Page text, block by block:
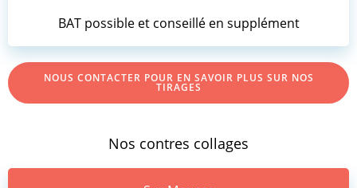
BAT possible et conseillé en supplément
NOUS CONTACTER POUR EN SAVOIR PLUS SUR NOS
TIRAGES
Nos contres collages